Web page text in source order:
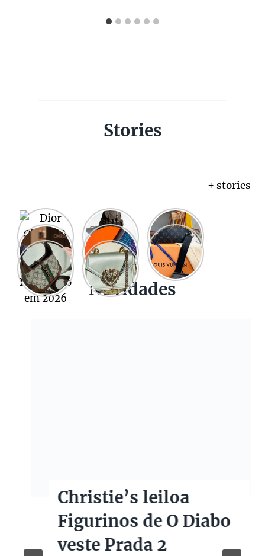
Stories
+ stories
Novidades
Christie’s leiloa
Figurinos de O Diabo
veste Prada 2